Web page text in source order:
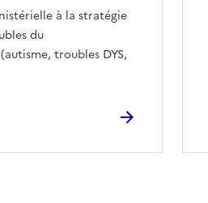
à la stratégie
du
troubles DYS,